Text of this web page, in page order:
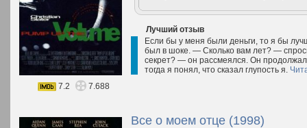
Лучший отзыв
Если бы у меня были деньги, то я бы
был в шоке. — Сколько вам лет? —
секрет? — он рассмеялся. Он продолжал
тогда я понял, что сказал глупость я.
7.2
7.688
Все о моем отце (1998)